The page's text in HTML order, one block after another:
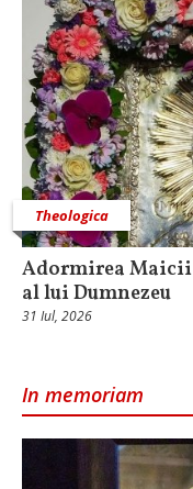
Theologica
Adormirea Maicii
al lui Dumnezeu
31 Iul, 2026
In memoriam